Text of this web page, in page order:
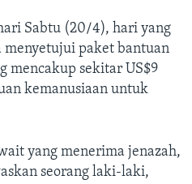
Sabtu (20/4), hari yang
menyetujui paket bantuan
mencakup sekitar US$9
kemanusiaan untuk
yang menerima jenazah,
seorang laki-laki,